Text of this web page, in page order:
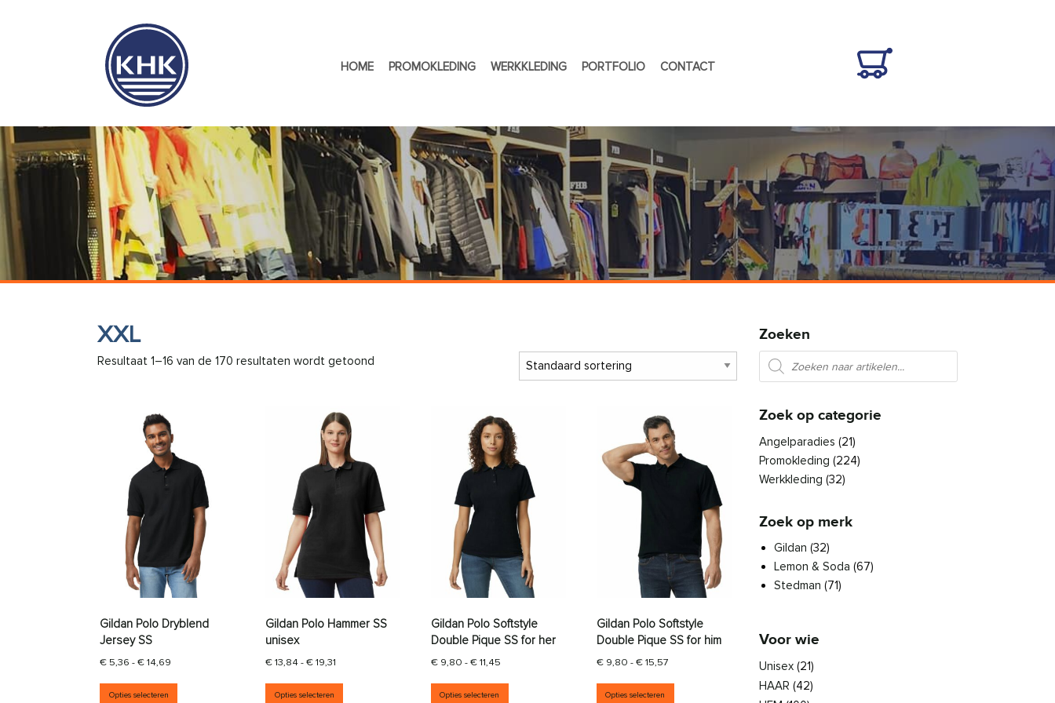
HOME PROMOKLEDING WERKKLEDING PORTFOLIO CONTACT
XXL
Resultaat 1–16 van de 170 resultaten wordt getoond
Gildan Polo Dryblend
Jersey SS
€ 5,36 - €14,69 Prijsklasse: € 5,36 tot € 14,69
Opties selecteren
Dit product heeft meerdere variaties. Deze optie kan gekozen worden op de productpagina
Gildan Polo Hammer SS
unisex
€13,84-€19,31 Prijsklasse: € 13,84 tot € 19,31
Opties selecteren
Dit product heeft meerdere variaties. Deze optie kan gekozen worden op de productpagina
Gildan Polo Softstyle
Double Pique SS for her
€9,80 -€11,45Prijsklasse: € 9,80 tot € 11,45
Opties selecteren
Dit product heeft meerdere variaties. Deze optie kan gekozen worden op de productpagina
Gildan Polo Softstyle
Double Pique SS for him
€9,80 - €15,57Prijsklasse: € 9,80 tot € 15,57
Opties selecteren
Dit product heeft meerdere variaties. Deze optie kan gekozen worden
Zoeken
Producten zoeken
Zoek op categorie
Angelparadies (21)
Promokleding (224)
Werkkleding (32)
Zoek op merk
Gildan (32)
Lemon & Soda (67)
Stedman (71)
Voor wie
Unisex (21)
HAAR (42)